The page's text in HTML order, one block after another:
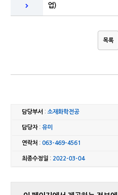
업)
목록
담당부서 :소재화학전공
담당자:유미
연락처 :063-469-4561
최종수정일 : 2022-03-04